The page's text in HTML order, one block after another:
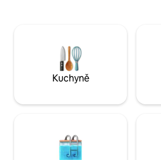
klidný výhled na rybník ze své
vířivky, posedět u ohniště nebo si
ugrilovat večeři na grilu na dřevěné
a užívat si klidné prostředí
Kuchyně